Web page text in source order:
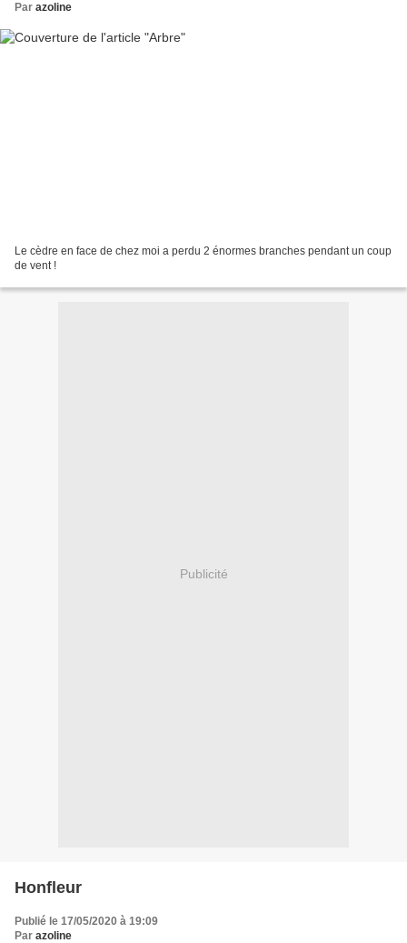
Par azoline
Le cèdre en face de chez moi a perdu 2 énormes branches pendant un coup
de vent !
Publicité
Honfleur
Publié le 17/05/2020 à 19:09
Par azoline